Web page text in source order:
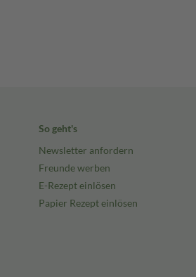
So geht's
Newsletter anfordern
Freunde werben
E-Rezept einlösen
Papier Rezept einlösen